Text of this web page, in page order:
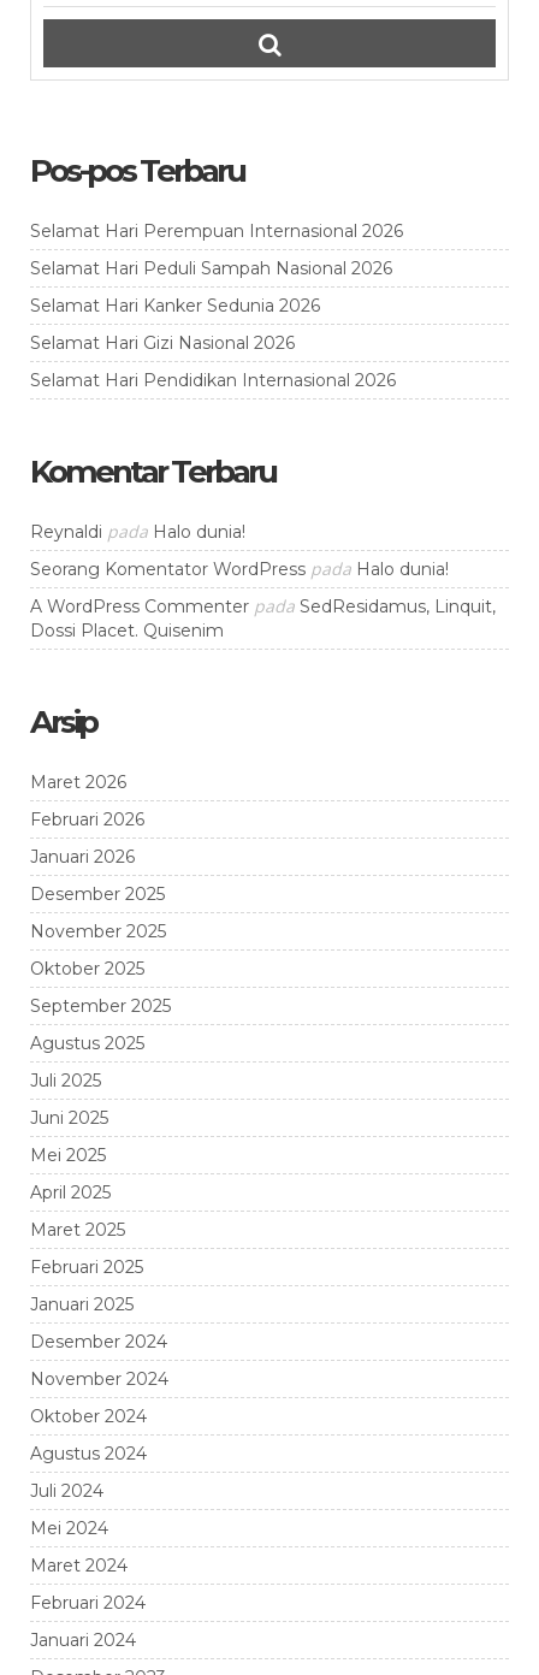
Pos-pos Terbaru
Selamat Hari Perempuan Internasional 2026
Selamat Hari Peduli Sampah Nasional 2026
Selamat Hari Kanker Sedunia 2026
Selamat Hari Gizi Nasional 2026
Selamat Hari Pendidikan Internasional 2026
Komentar Terbaru
Reynaldi pada Halo dunia!
Seorang Komentator WordPress pada Halo dunia!
A WordPress Commenter pada SedResidamus, Linquit,
Dossi Placet. Quisenim
Arsip
Maret 2026
Februari 2026
Januari 2026
Desember 2025
November 2025
Oktober 2025
September 2025
Agustus 2025
Juli 2025
Juni 2025
Mei 2025
April 2025
Maret 2025
Februari 2025
Januari 2025
Desember 2024
November 2024
Oktober 2024
Agustus 2024
Juli 2024
Mei 2024
Maret 2024
Februari 2024
Januari 2024